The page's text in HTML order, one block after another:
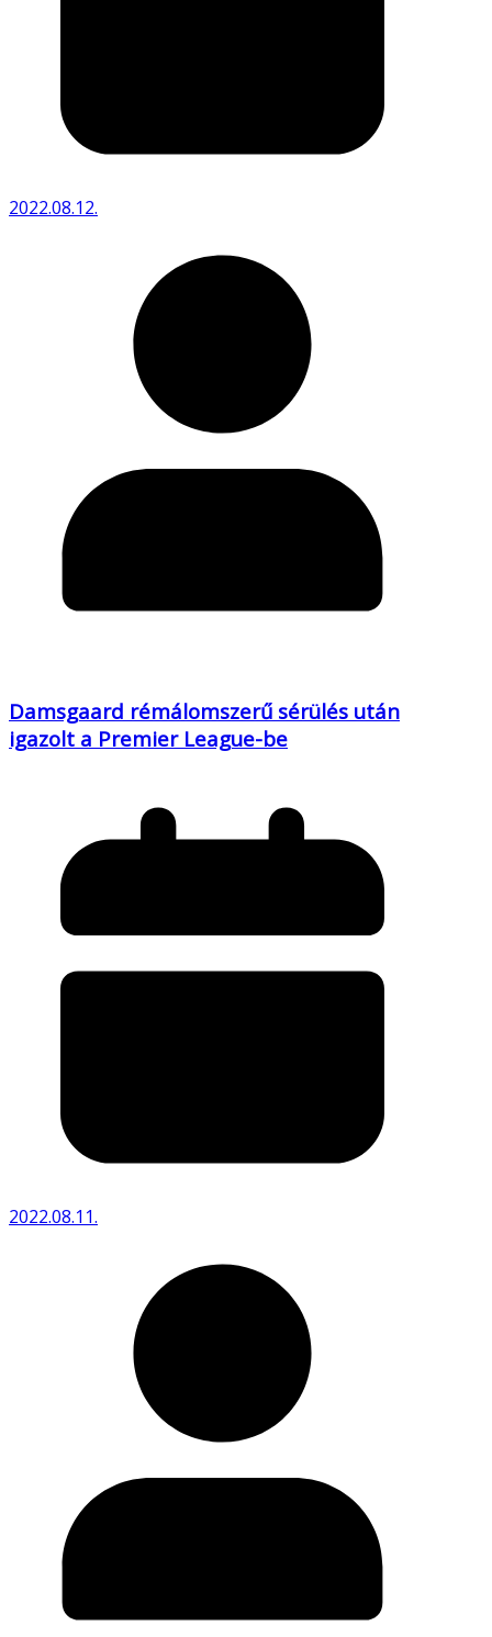
2022.08.12.
Damsgaard rémálomszerű sérülés után
igazolt a Premier League-be
2022.08.11.